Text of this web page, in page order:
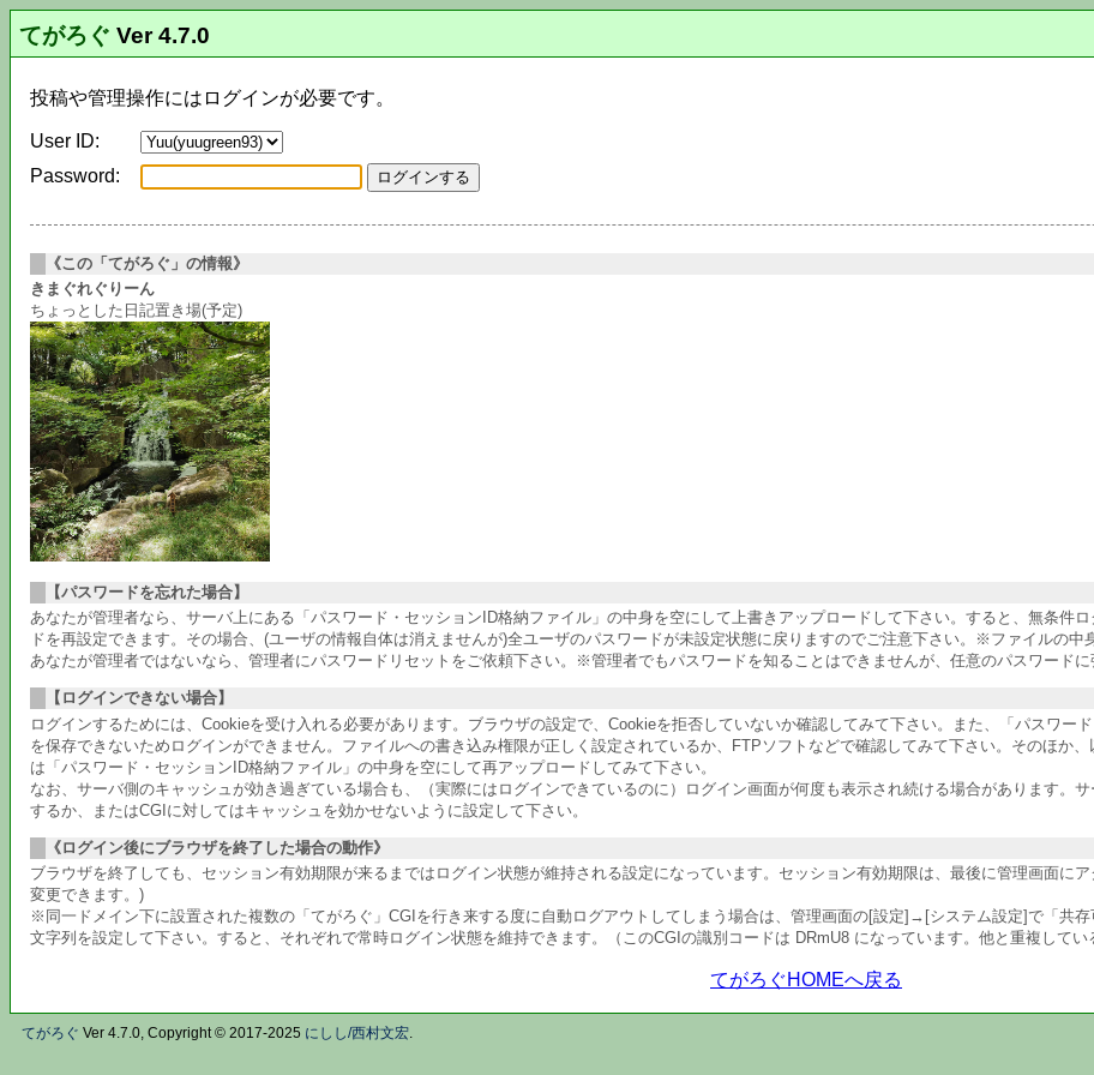
てがろぐ Ver 4.7.0
投稿や管理操作にはログインが必要です。
User ID:
Password:
《この「てがろぐ」の情報》
きまぐれぐりーん
ちょっとした日記置き場(予定)
【パスワードを忘れた場合】
あなたが管理者なら、サーバ上にある「パスワード・セッションID格納ファイル」の中身を空にして上書きアップロードして下さい。すると、無条件
ドを再設定できます。その場合、(ユーザの情報自体は消えませんが)全ユーザのパスワードが未設定状態に戻りますのでご注意下さい。※ファイルの中
あなたが管理者ではないなら、管理者にパスワードリセットをご依頼下さい。※管理者でもパスワードを知ることはできませんが、任意のパスワードに
【ログインできない場合】
ログインするためには、Cookieを受け入れる必要があります。ブラウザの設定で、Cookieを拒否していないか確認してみて下さい。また、「パスワー
を保存できないためログインができません。ファイルへの書き込み権限が正しく設定されているか、FTPソフトなどで確認してみて下さい。そのほか
は「パスワード・セッションID格納ファイル」の中身を空にして再アップロードしてみて下さい。
なお、サーバ側のキャッシュが効き過ぎている場合も、（実際にはログインできているのに）ログイン画面が何度も表示され続ける場合があります。
するか、またはCGIに対してはキャッシュを効かせないように設定して下さい。
《ログイン後にブラウザを終了した場合の動作》
ブラウザを終了しても、セッション有効期限が来るまではログイン状態が維持される設定になっています。セッション有効期限は、最後に管理画面に
変更できます。)
※同一ドメイン下に設置された複数の「てがろぐ」CGIを行き来する度に自動ログアウトしてしまう場合は、管理画面の[設定]→[システム設定]で「共
文字列を設定して下さい。すると、それぞれで常時ログイン状態を維持できます。（このCGIの識別コードは DRmU8 になっています。他と重複してい
てがろぐHOMEへ戻る
てがろぐ Ver 4.7.0, Copyright © 2017-2025 にしし/西村文宏.